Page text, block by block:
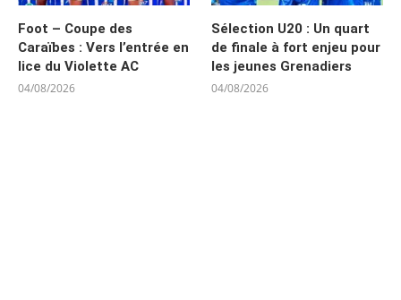
Foot – Coupe des
Caraïbes : Vers l’entrée en
lice du Violette AC
04/08/2026
Sélection U20 : Un quart
de finale à fort enjeu pour
les jeunes Grenadiers
04/08/2026